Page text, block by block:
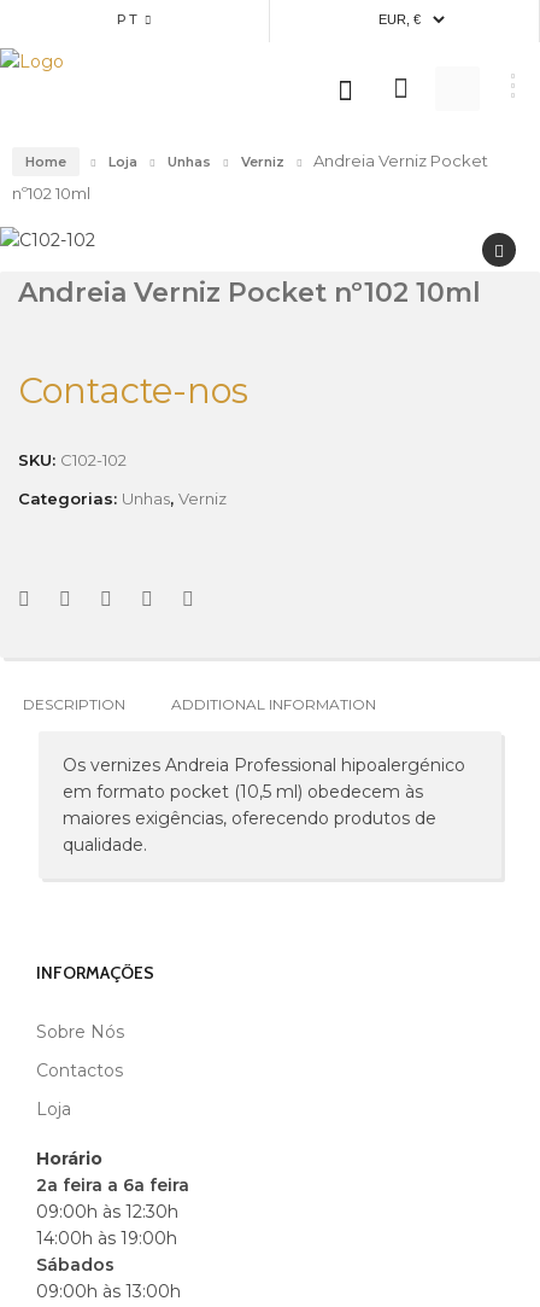
PT
Home Loja Unhas Verniz
Andreia Verniz Pocket
nº102 10ml
Andreia Verniz Pocket nº102 10ml
Contacte-nos
SKU: C102-102
Categorias: Unhas, Verniz
DESCRIPTION ADDITIONAL INFORMATION
Os vernizes Andreia Professional hipoalergénico
em formato pocket (10,5 ml) obedecem às
maiores exigências, oferecendo produtos de
qualidade.
MARCA
INFORMAÇÕES
Sobre Nós
Contactos
Loja
Horário
2a feira a 6a feira
09:00h às 12:30h
14:00h às 19:00h
Sábados
09:00h às 13:00h